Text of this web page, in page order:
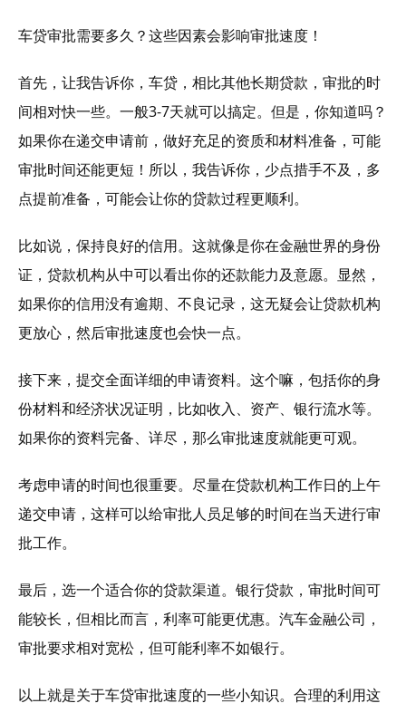
车贷审批需要多久？这些因素会影响审批速度！
首先，让我告诉你，车贷，相比其他长期贷款，审批的时
间相对快一些。一般3-7天就可以搞定。但是，你知道吗？
如果你在递交申请前，做好充足的资质和材料准备，可能
审批时间还能更短！所以，我告诉你，少点措手不及，多
点提前准备，可能会让你的贷款过程更顺利。
比如说，保持良好的信用。这就像是你在金融世界的身份
证，贷款机构从中可以看出你的还款能力及意愿。显然，
如果你的信用没有逾期、不良记录，这无疑会让贷款机构
更放心，然后审批速度也会快一点。
接下来，提交全面详细的申请资料。这个嘛，包括你的身
份材料和经济状况证明，比如收入、资产、银行流水等。
如果你的资料完备、详尽，那么审批速度就能更可观。
考虑申请的时间也很重要。尽量在贷款机构工作日的上午
递交申请，这样可以给审批人员足够的时间在当天进行审
批工作。
最后，选一个适合你的贷款渠道。银行贷款，审批时间可
能较长，但相比而言，利率可能更优惠。汽车金融公司，
审批要求相对宽松，但可能利率不如银行。
以上就是关于车贷审批速度的一些小知识。合理的利用这